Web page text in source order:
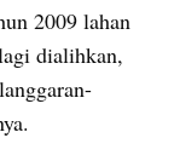
2009 lahan
dialihkan,